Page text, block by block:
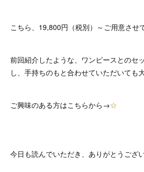
こちら、19,800円（税別）～ご用意させ
前回紹介したような、ワンピースとのセ
し、手持ちのもと合わせていただいても
ご興味のある方はこちらから→☆
今日も読んでいただき、ありがとうござい